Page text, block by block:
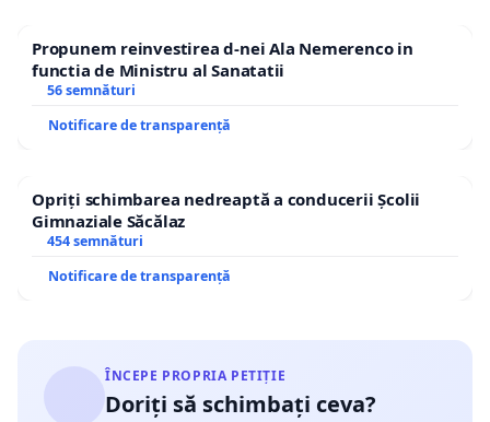
Propunem reinvestirea d-nei Ala Nemerenco in
functia de Ministru al Sanatatii
56 semnături
Notificare de transparență
Opriți schimbarea nedreaptă a conducerii Școlii
Gimnaziale Săcălaz
454 semnături
Notificare de transparență
ÎNCEPE PROPRIA PETIȚIE
Doriți să schimbați ceva?